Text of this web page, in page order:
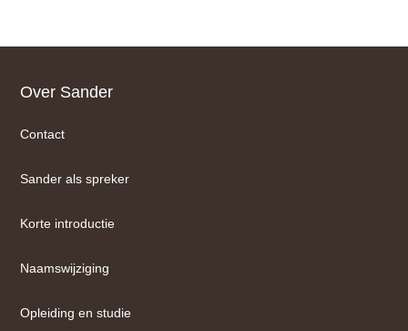
Footer
Over Sander
Contact
Sander als spreker
Korte introductie
Naamswijziging
Opleiding en studie